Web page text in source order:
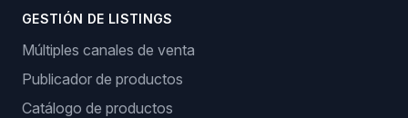
GESTIÓN DE LISTINGS
Múltiples canales de venta
Publicador de productos
Catálogo de productos